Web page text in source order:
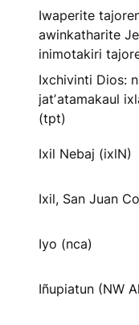
Iwaperite
awinkatharite
inimotakiri
Ixchivinti Dios:
jatʼatamakaul
(tpt)
Ixil Nebaj (ixlN)
Ixil, San Juan
Iyo (nca)
Iñupiatun (NW